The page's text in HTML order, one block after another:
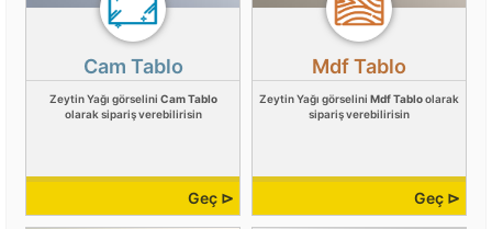
Cam Tablo
Zeytin Yağı görselini Cam Tablo
olarak sipariş verebilirisin
Geç ⊳
Mdf Tablo
Zeytin Yağı görselini Mdf Tabloolarak
sipariş verebilirisin
Geç ⊳